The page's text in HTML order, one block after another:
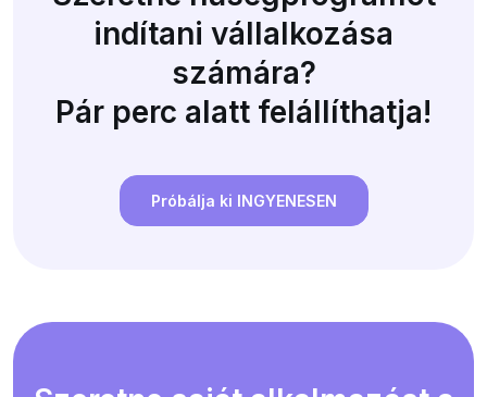
indítani vállalkozása
számára?
Pár perc alatt felállíthatja!
Próbálja ki INGYENESEN